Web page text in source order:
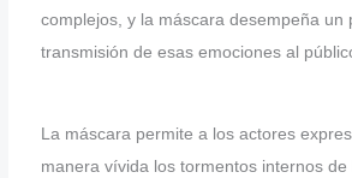
complejos, y la máscara desempeña un
transmisión de esas emociones al
La máscara permite a los actores
manera vívida los tormentos internos